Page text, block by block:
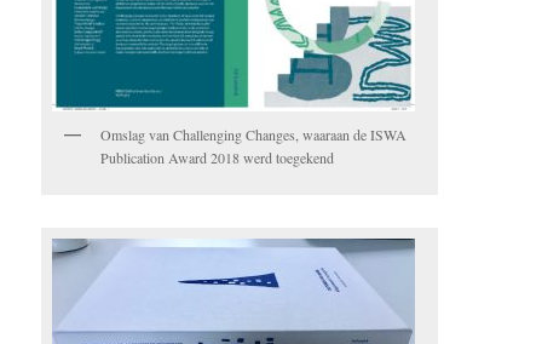
Omslag van Challenging Changes, waaraan de ISWA
Publication Award 2018 werd toegekend